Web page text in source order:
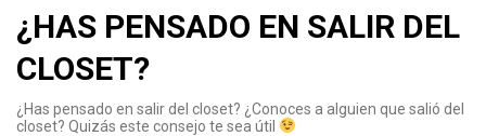
¿HAS PENSADO EN SALIR DEL
CLOSET?
¿Has pensado en salir del closet? ¿Conoces a alguien que salió del
closet? Quizás este consejo te sea útil